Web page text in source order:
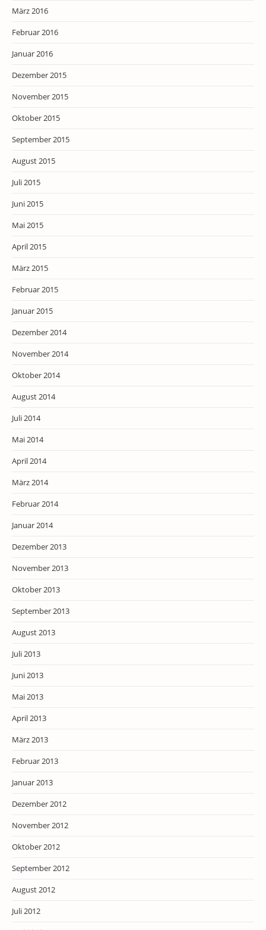
März 2016
Februar 2016
Januar 2016
Dezember 2015
November 2015
Oktober 2015
September 2015
August 2015
Juli 2015
Juni 2015
Mai 2015
April 2015
März 2015
Februar 2015
Januar 2015
Dezember 2014
November 2014
Oktober 2014
August 2014
Juli 2014
Mai 2014
April 2014
März 2014
Februar 2014
Januar 2014
Dezember 2013
November 2013
Oktober 2013
September 2013
August 2013
Juli 2013
Juni 2013
Mai 2013
April 2013
März 2013
Februar 2013
Januar 2013
Dezember 2012
November 2012
Oktober 2012
September 2012
August 2012
Juli 2012